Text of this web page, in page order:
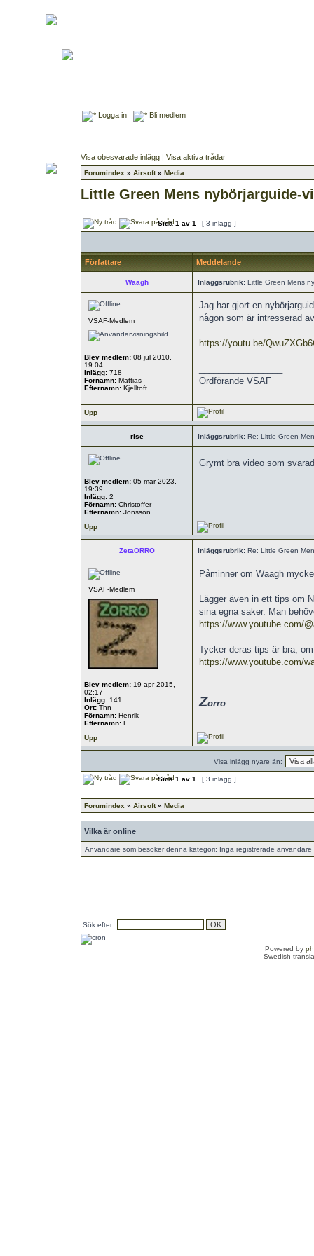
Logga in Bli medlem
Visa obesvarade inlägg | Visa aktiva trådar
Forumindex » Airsoft» Media
Little Green Mens nybörjarguide-
Sida1 av 1 [ 3 inlägg ]
Författare Meddelande
Waagh Inläggsrubrik: Little Green Mens
VSAF-Medlem
Blev medlem: 08 jul 2010,
19:04
Inlägg: 718
Förnamn: Mattias
Efternamn: Kjelltoft
Jag har gjort en
någon som är intresserad
https://youtu.be/
Ordförande VSAF
Upp
rise Inläggsrubrik: Re: Little Green
Blev medlem: 05 mar 2023,
19:39
Inlägg: 2
Förnamn: Christoffer
Efternamn: Jonsson
Grymt bra video som
Upp
ZetaORRO Inläggsrubrik: Re: Little Green
VSAF-Medlem
Blev medlem: 19 apr 2015,
02:17
Inlägg: 141
Ort: Thn
Förnamn: Henrik
Efternamn: L
Påminner om Waagh
Lägger även in ett tips om
sina egna saker. Man
https://www.youtube.com/
Tycker deras tips är bra,
https://www.youtube.com/
Zorro
Upp
Visa inlägg nyare än:
Sida1 av 1 [ 3 inlägg ]
Forumindex » Airsoft» Media
Vilka är online
Användare som besöker denna kategori: Inga registrerade användare
Sök efter:
Powered by
Swedish